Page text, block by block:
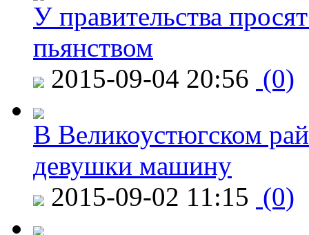
У правительства
пьянством
2015-09-04 20:56 (0)
В Великоустюгском
девушки машину
2015-09-02 11:15 (0)